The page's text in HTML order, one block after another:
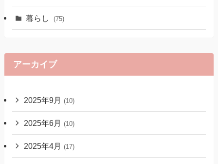
暮らし (75)
アーカイブ
2025年9月 (10)
2025年6月 (10)
2025年4月 (17)